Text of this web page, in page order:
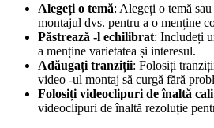
Alegeți o temă: Alegeți o temă
montajul dvs. pentru a o menține
Păstrează -l echilibrat: Includeți
a menține varietatea și interesul.
Adăugați tranziții: Folosiți
video -ul montaj să curgă fără
Folosiți videoclipuri de înaltă
videoclipuri de înaltă rezoluție